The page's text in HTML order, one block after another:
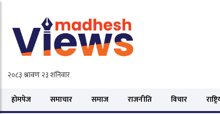
होमपेज समाचार समाज राजनीति विचार